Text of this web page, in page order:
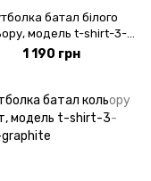
батал білого
t-shirt-3-
batal-white
1 190 грн